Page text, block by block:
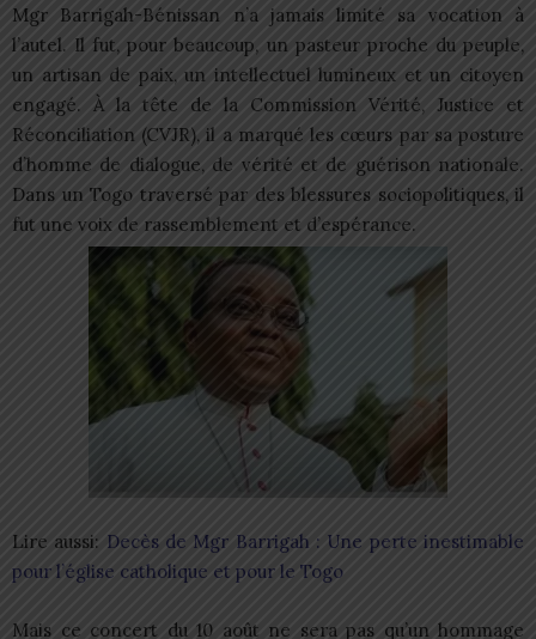
Mgr Barrigah-Bénissan n’a jamais limité sa vocation à
l’autel. Il fut, pour beaucoup, un pasteur proche du peuple,
un artisan de paix, un intellectuel lumineux et un citoyen
engagé. À la tête de la Commission Vérité, Justice et
Réconciliation (CVJR), il a marqué les cœurs par sa posture
d’homme de dialogue, de vérité et de guérison nationale.
Dans un Togo traversé par des blessures sociopolitiques, il
fut une voix de rassemblement et d’espérance.
Lire aussi: Decès de Mgr Barrigah : Une perte inestimable
pour l’église catholique et pour le Togo
Mais ce concert du 10 août ne sera pas qu’un hommage